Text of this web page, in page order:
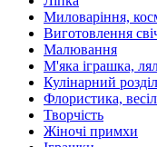
Миловаріння,
Виготовлення
Малювання
М'яка іграшка,
Кулінарний розділ
Флористика,
Творчість
Жіночі примхи